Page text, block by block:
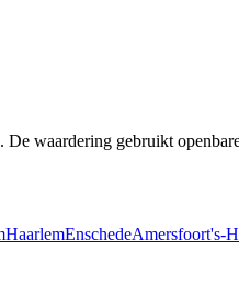
waardering gebruikt
HaarlemEnschedeAmersfoort's-